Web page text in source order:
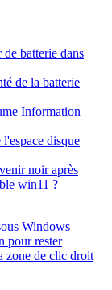
batterie dans
de la batterie
Information
disque
noir après
win11 ?
Windows
pour rester
zone de clic droit